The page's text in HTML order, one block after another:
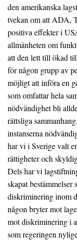
den amerikanska
tvekan om att ADA,
positiva effekter i
allmänheten om
att den lett till ökad
för någon grupp av
möjligt att införa en
som omfattar hela
nödvändighet bli
rättsliga
instanserna
har vi i Sverige valt
rättigheter och
Dels har vi
skapat bestämmelser
diskriminering inom
någon bryter mot
mot diskriminering i
som regeringen